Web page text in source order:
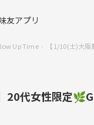
友アプリ
Up Time 【1/10(土)大
20代女性限定